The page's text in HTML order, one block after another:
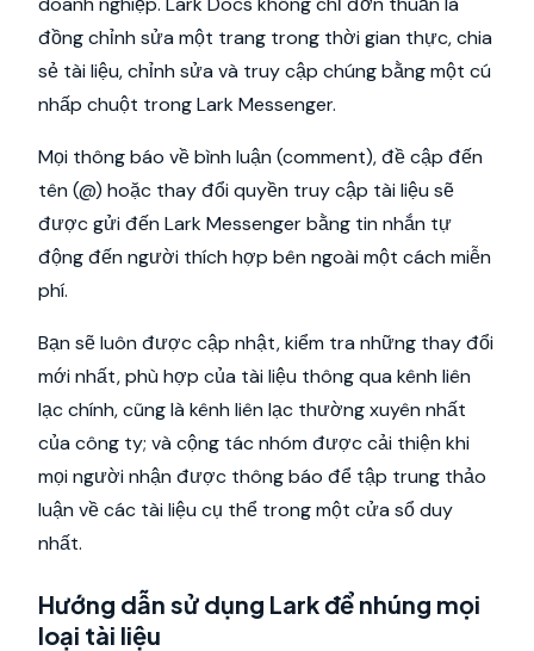
đồng chỉnh sửa một trang trong thời gian thực, chia
sẻ tài liệu, chỉnh sửa và truy cập chúng bằng một cú
nhấp chuột trong Lark Messenger.
Mọi thông báo về bình luận (comment), đề cập đến
tên (@) hoặc thay đổi quyền truy cập tài liệu sẽ
được gửi đến Lark Messenger bằng tin nhắn tự
động đến người thích hợp bên ngoài một cách miễn
phí.
Bạn sẽ luôn được cập nhật, kiểm tra những thay đổi
mới nhất, phù hợp của tài liệu thông qua kênh liên
lạc chính, cũng là kênh liên lạc thường xuyên nhất
của công ty; và cộng tác nhóm được cải thiện khi
mọi người nhận được thông báo để tập trung thảo
luận về các tài liệu cụ thể trong một cửa sổ duy
nhất.
Hướng dẫn sử dụng Lark để nhúng mọi
loại tài liệu